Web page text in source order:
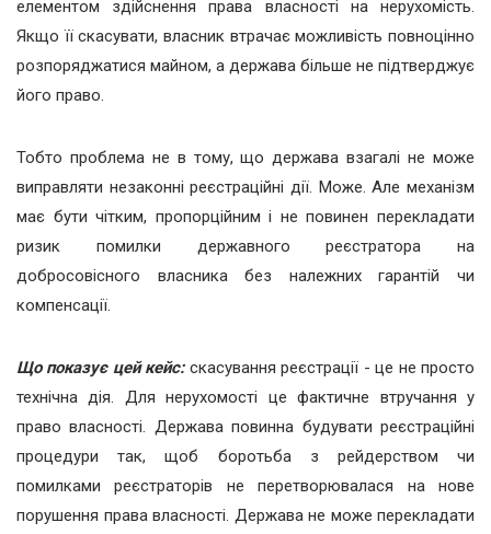
елементом здійснення права власності на нерухомість.
Якщо її скасувати, власник втрачає можливість повноцінно
розпоряджатися майном, а держава більше не підтверджує
його право.
Тобто проблема не в тому, що держава взагалі не може
виправляти незаконні реєстраційні дії. Може. Але механізм
має бути чітким, пропорційним і не повинен перекладати
ризик помилки державного реєстратора на
добросовісного власника без належних гарантій чи
компенсації.
Що показує цей кейс:скасування реєстрації - це не просто
технічна дія. Для нерухомості це фактичне втручання у
право власності. Держава повинна будувати реєстраційні
процедури так, щоб боротьба з рейдерством чи
помилками реєстраторів не перетворювалася на нове
порушення права власності. Держава не може перекладати